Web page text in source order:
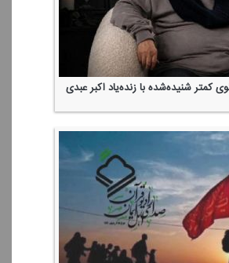
كمتر شنیده‌شده با زنده‌یاد اكبر عبدی